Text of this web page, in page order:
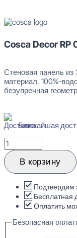
Cosca Decor RP
Стеновая панель
материал, 100%-
безупречная
Ближайшая
Количество
товара
Cosca
Decor
Стеновая
панель
12x156x2800
В корзину
Подтвердим
Бесплатная
Оплатить
Безопасная